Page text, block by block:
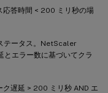
応答時間 < 200 ミリ秒の場
テータス。NetScaler
エラー数に基づいてクラ
ク遅延 > 200 ミリ秒 AND エ